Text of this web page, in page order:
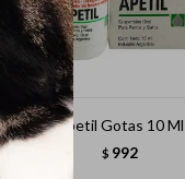
Apetil Gotas 10 Ml
$ 992